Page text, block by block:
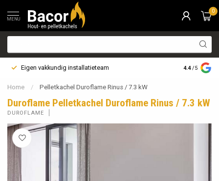
MENU
0
Eigen vakkundig installatieteam Bezorging
4.4 /5
Home / Pelletkachel Duroflame Rinus / 7.3 kW
Duroflame Pelletkachel Duroflame Rinus / 7.3 kW
DUROFLAME